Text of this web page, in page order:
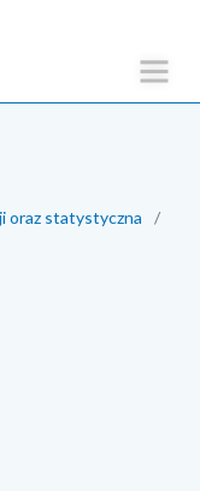
oraz statystyczna